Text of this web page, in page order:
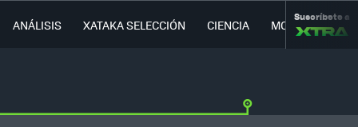
ANÁLISIS XATAKA SELECCIÓN CIENCIA MOVILIDAD
Suscríbete a